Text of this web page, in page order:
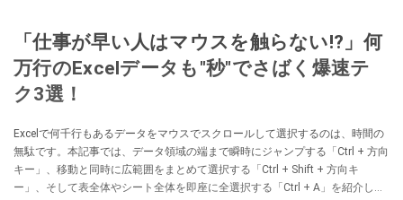
「仕事が早い人はマウスを触らない!?」何
万行のExcelデータも"秒"でさばく爆速テ
ク3選！
Excelで何千行もあるデータをマウスでスクロールして選択するのは、時間の
無駄です。本記事では、データ領域の端まで瞬時にジャンプする「Ctrl + 方向
キー」、移動と同時に広範囲をまとめて選択する「Ctrl + Shift + 方向キ
ー」、そして表全体やシート全体を即座に全選択する「Ctrl + A」を紹介しま